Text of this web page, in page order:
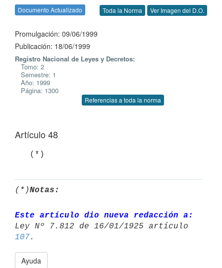
Documento Actualizado Toda la Norma Ver Imagen del D.O.
Promulgación: 09/06/1999
Publicación: 18/06/1999
Registro Nacional de Leyes y Decretos:
Tomo: 2
Semestre: 1
Año: 1999
Página: 1300
Referencias a toda la norma
Artículo 48
   (*)
(*)Notas:
Este artículo dio nueva redacción a:
Ley Nº 7.812 de 16/01/1925 artículo
107
Ayuda